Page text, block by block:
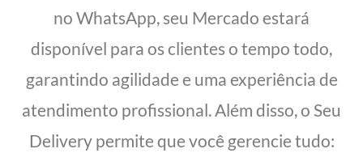
no WhatsApp, seu Mercado estará
disponível para os clientes o tempo todo,
garantindo agilidade e uma experiência de
atendimento profissional. Além disso, o Seu
Delivery permite que você gerencie tudo: